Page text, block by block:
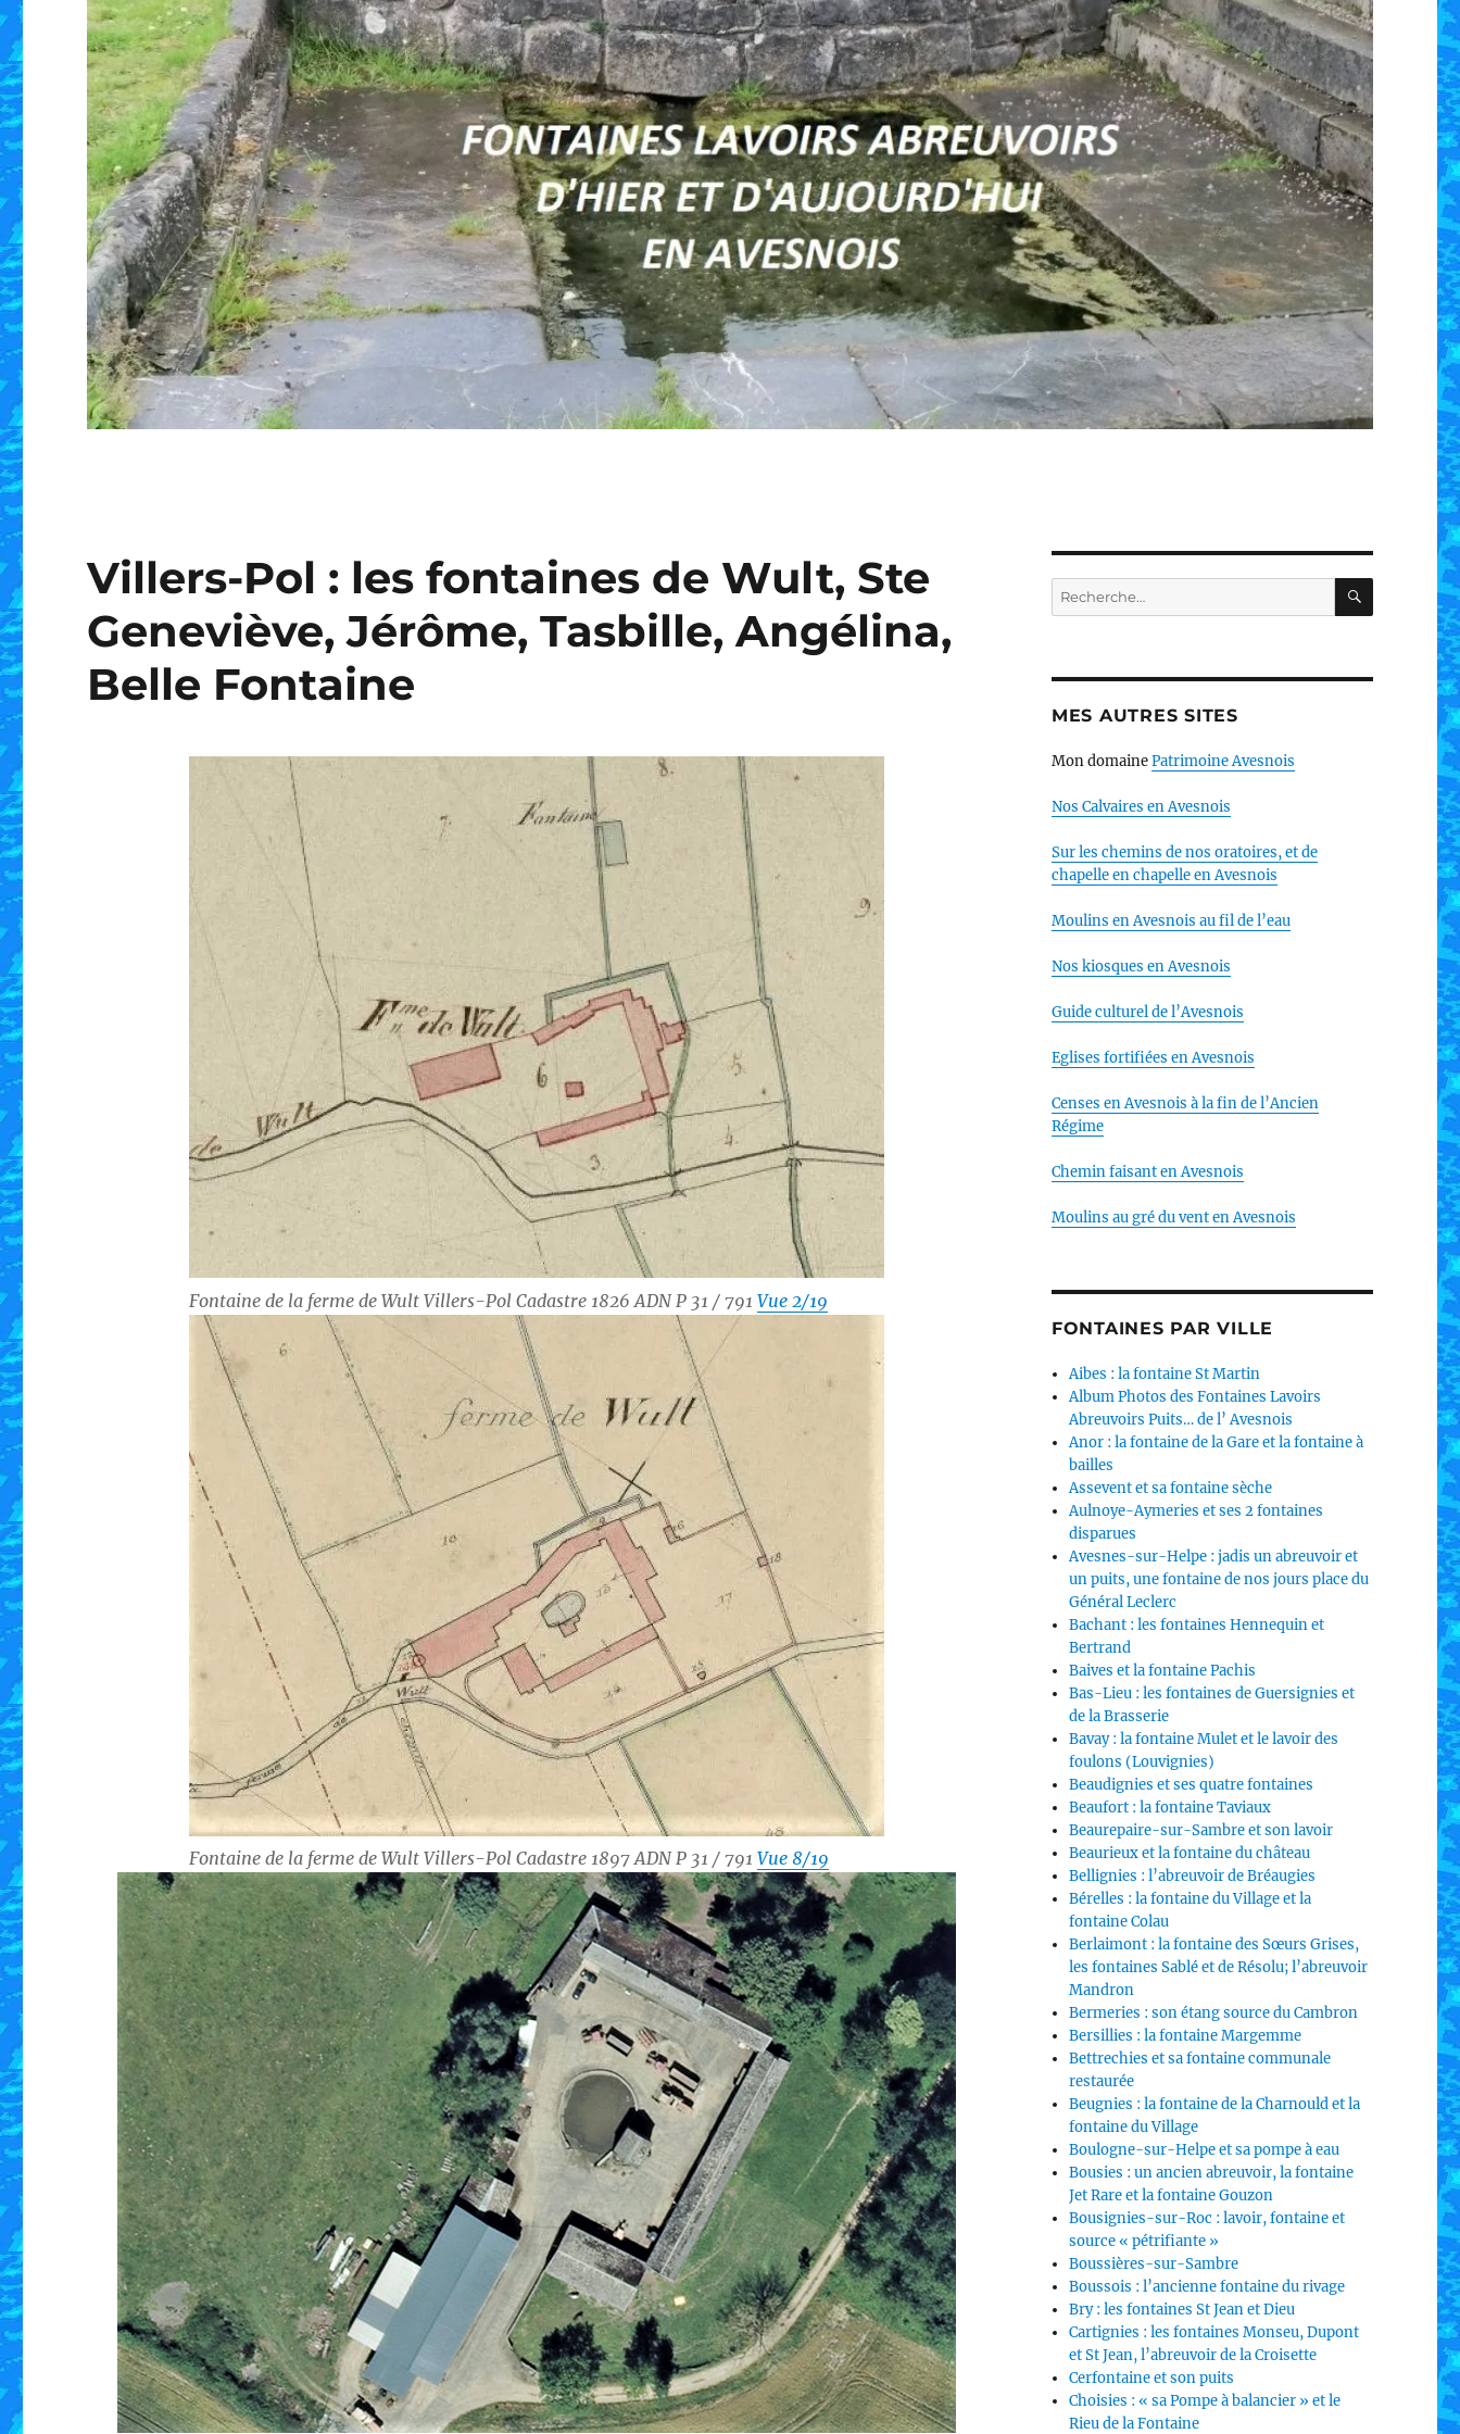
Villers-Pol : les fontaines de Wult, Ste
Geneviève, Jérôme, Tasbille, Angélina,
Belle Fontaine
Fontaine de la ferme de Wult Villers-Pol Cadastre 1826 ADN P 31 / 791Vue 2/19
Fontaine de la ferme de Wult Villers-Pol Cadastre 1897 ADN P 31 / 791Vue 8/19
Recherche
pour :
MES AUTRES SITES
Mon domainePatrimoine Avesnois
Nos Calvaires en Avesnois
Sur les chemins de nos oratoires, et de
chapelle en chapelle en Avesnois
Moulins en Avesnois au fil de l’eau
Nos kiosques en Avesnois
Guide culturel de l’Avesnois
Eglises fortifiées en Avesnois
Censes en Avesnois à la fin de l’Ancien
Régime
Chemin faisant en Avesnois
Moulins au gré du vent en Avesnois
FONTAINES PAR VILLE
Aibes : la fontaine St Martin
Album Photos des Fontaines Lavoirs
Abreuvoirs Puits… de l’ Avesnois
Anor : la fontaine de la Gare et la fontaine à
bailles
Assevent et sa fontaine sèche
Aulnoye-Aymeries et ses 2 fontaines
disparues
Avesnes-sur-Helpe : jadis un abreuvoir et
un puits, une fontaine de nos jours place du
Général Leclerc
Bachant : les fontaines Hennequin et
Bertrand
Baives et la fontaine Pachis
Bas-Lieu : les fontaines de Guersignies et
de la Brasserie
Bavay : la fontaine Mulet et le lavoir des
foulons (Louvignies)
Beaudignies et ses quatre fontaines
Beaufort : la fontaine Taviaux
Beaurepaire-sur-Sambre et son lavoir
Beaurieux et la fontaine du château
Bellignies : l’abreuvoir de Bréaugies
Bérelles : la fontaine du Village et la
fontaine Colau
Berlaimont : la fontaine des Sœurs Grises,
les fontaines Sablé et de Résolu; l’abreuvoir
Mandron
Bermeries : son étang source du Cambron
Bersillies : la fontaine Margemme
Bettrechies et sa fontaine communale
restaurée
Beugnies : la fontaine de la Charnould et la
fontaine du Village
Boulogne-sur-Helpe et sa pompe à eau
Bousies : un ancien abreuvoir, la fontaine
Jet Rare et la fontaine Gouzon
Bousignies-sur-Roc : lavoir, fontaine et
source « pétrifiante »
Boussières-sur-Sambre
Boussois : l’ancienne fontaine du rivage
Bry : les fontaines St Jean et Dieu
Cartignies : les fontaines Monseu, Dupont
et St Jean, l’abreuvoir de la Croisette
Cerfontaine et son puits
Choisies : « sa Pompe à balancier » et le
Rieu de la Fontaine